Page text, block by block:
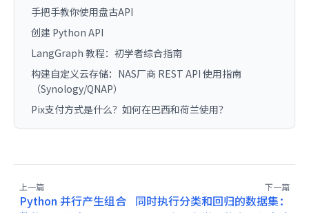
手把手教你使用盘古API
创建 Python API
LangGraph 教程：初学者综合指南
构建自定义云存储：NAS厂商 REST API 使用指南
（Synology/QNAP）
Pix支付方式是什么？如何在巴西和荷兰使用？
上一篇
Python 并行产生组合
下一篇
同时执行分类和回归的数据集：